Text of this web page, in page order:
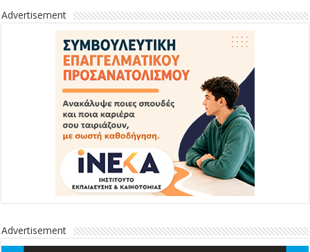
Advertisement
Advertisement